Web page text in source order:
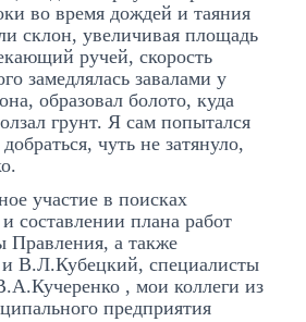
во время дождей и таяния
склон, увеличивая площадь
ручей, скорость
замедлялась завалами у
образовал болото, куда
грунт. Я сам попытался
чуть не затянуло,
участие в поисках
составлении плана работ
Правления, а также
В.Л.Кубецкий, специалисты
, мои коллеги из
предприятия